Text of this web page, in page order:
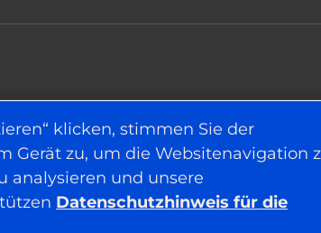
klicken, stimmen Sie der
Gerät zu, um die Websitenavigation
analysieren und unsere
Datenschutzhinweis für die